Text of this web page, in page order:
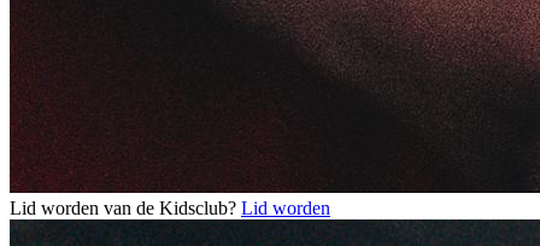
Lid worden van de Kidsclub? Lid worden